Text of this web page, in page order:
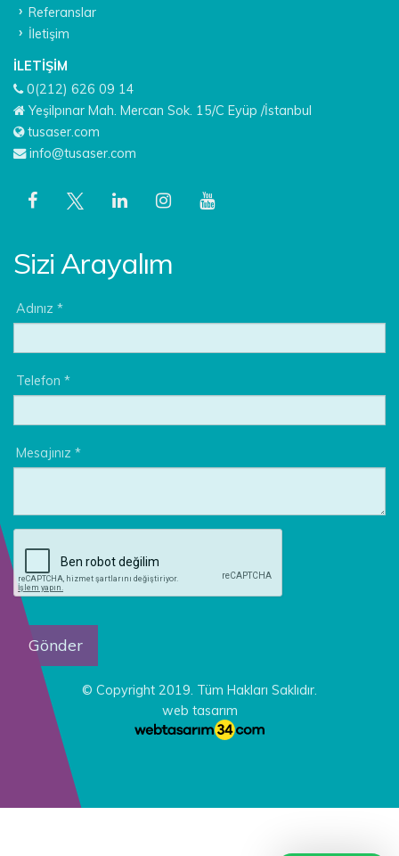
Referanslar
İletişim
İLETIŞIM
0(212) 626 09 14
Yeşilpınar Mah. Mercan Sok. 15/C Eyüp /İstanbul
tusaser.com
info@tusaser.com
Sizi Arayalım
Adınız *
Telefon *
Mesajınız *
© Copyright 2019. Tüm Hakları Saklıdır.
web tasarım